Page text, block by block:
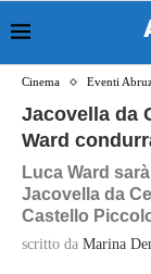
Cinema Eventi
Jacovella da
Ward
Luca Ward
Jacovella da
Castello
scritto da Marina